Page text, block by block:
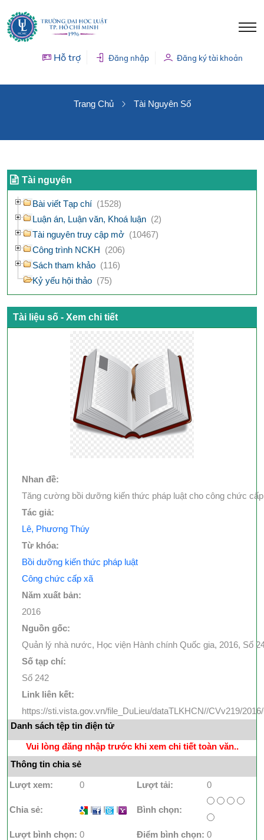
Hỗ trợ Đăng nhập Đăng ký tài khoản
Trang Chủ Tài Nguyên Số
Tài nguyên
Bài viết Tạp chí (1528)
Luận án, Luận văn, Khoá luận (2)
Tài nguyên truy cập mở (10467)
Công trình NCKH (206)
Sách tham khảo (116)
Kỷ yếu hội thảo (75)
Tài liệu số - Xem chi tiết
Nhan đề:
Tăng cường bồi dưỡng kiến thức pháp luật cho công chức
Tác giả:
Lê, Phương Thúy
Từ khóa:
Bồi dưỡng kiến thức pháp luật
Công chức cấp xã
Năm xuất bản:
2016
Nguồn gốc:
Quản lý nhà nước, Học viện Hành chính Quốc gia, 2016, Số
Số tạp chí:
Số 242
Link liên kết:
https://sti.vista.gov.vn/file_DuLieu/dataTLKHCN//CVv219/
Danh sách tệp tin điện tử
Vui lòng đăng nhập trước khi xem chi tiết toàn văn..
Thông tin chia sẻ
Lượt xem: 0 Lượt tải: 0
Chia sẻ: I I I Bình chọn:
Lượt bình chọn: 0 Điểm bình chọn: 0